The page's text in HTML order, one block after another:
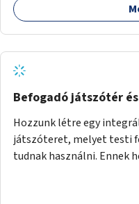
Befogadó játszótér
Hozzunk létre egy
játszóteret, melyet testi
tudnak használni. Ennek